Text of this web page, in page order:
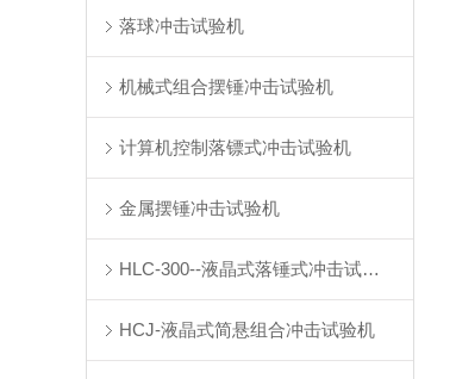
落球冲击试验机
机械式组合摆锤冲击试验机
计算机控制落镖式冲击试验机
金属摆锤冲击试验机
HLC-300--液晶式落锤式冲击试验机
HCJ-液晶式简悬组合冲击试验机